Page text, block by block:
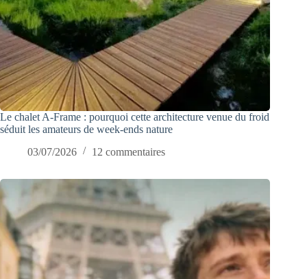
Le chalet A-Frame : pourquoi cette architecture venue du froid
séduit les amateurs de week-ends nature
03/07/2026
12 commentaires